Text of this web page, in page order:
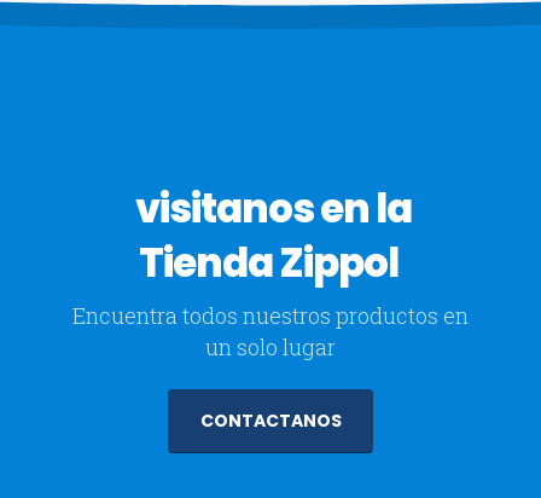
visitanos en la
Tienda Zippol
Encuentra todos nuestros productos en
un solo lugar
CONTACTANOS